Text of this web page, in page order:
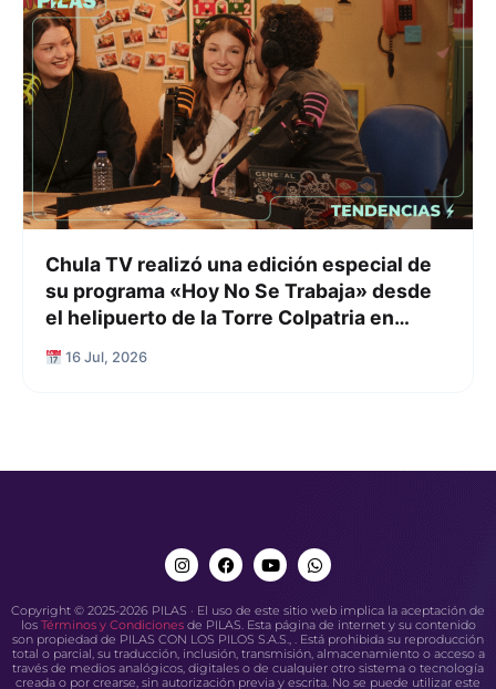
Chula TV realizó una edición especial de
su programa «Hoy No Se Trabaja» desde
el helipuerto de la Torre Colpatria en
Bogotá
16 Jul, 2026
Copyright © 2025-2026 PILAS · El uso de este sitio web implica la aceptación de
los Términos y Condicionesde PILAS. Esta página de internet y su contenido
son propiedad de PILAS CON LOS PILOS S.A.S., . Está prohibida su reproducción
total o parcial, su traducción, inclusión, transmisión, almacenamiento o acceso a
través de medios analógicos, digitales o de cualquier otro sistema o tecnología
creada o por crearse, sin autorización previa y escrita. No se puede utilizar este